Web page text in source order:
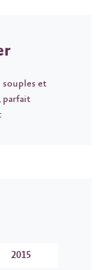
souples et
parfait
2015